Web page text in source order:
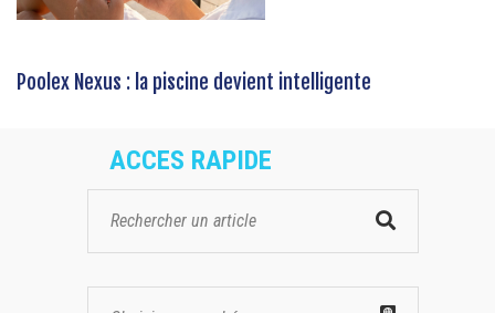
Poolex Nexus : la piscine devient intelligente
ACCES RAPIDE